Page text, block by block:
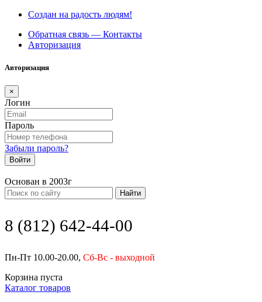
Создан на радость людям!
Обратная связь — Контакты
Авторизация
Авторизация
×
Логин
Пароль
Забыли пароль?
Войти
Основан в 2003г
Найти
8 (812) 642-44-00
Пн-Пт 10.00-20.00, Сб-Вс - выходной
Корзина пуста
Каталог товаров